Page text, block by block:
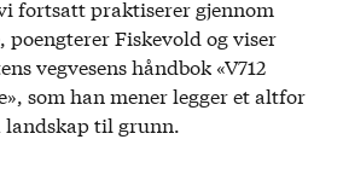
fortsatt praktiserer gjennom
poengterer Fiskevold og viser
vegvesens håndbok «V712
som han mener legger et altfor
landskap til grunn.